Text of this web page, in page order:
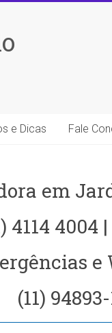
e Dicas Fale
em
4114 4004
e
(11)